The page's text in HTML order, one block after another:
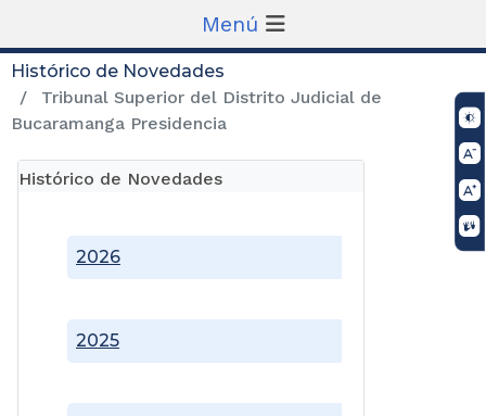
Menú
Histórico de Novedades
Tribunal Superior del Distrito Judicial de
Bucaramanga Presidencia
Histórico de Novedades
2025
2026